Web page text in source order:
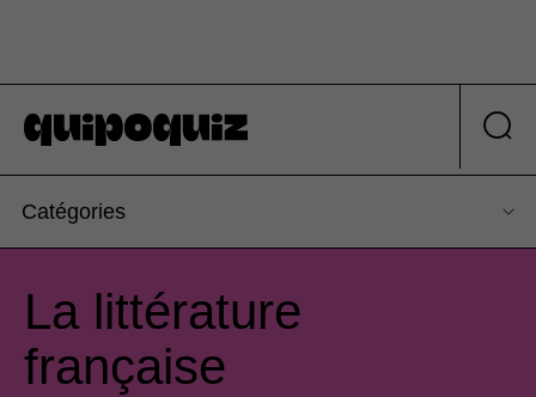
Catégories
La littérature
française